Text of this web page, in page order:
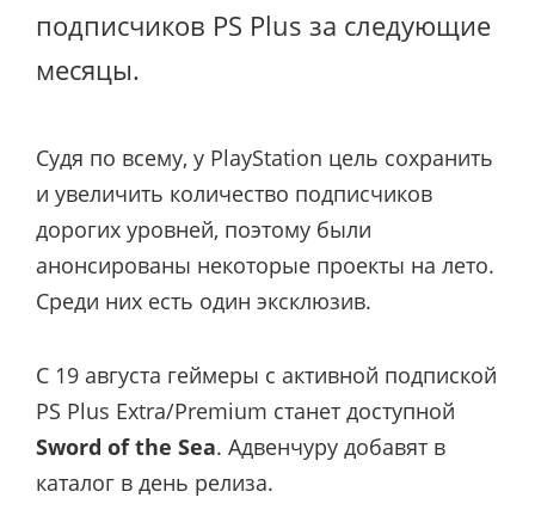
подписчиков PS Plus за следующие
месяцы.
Судя по всему, у PlayStation цель сохранить
и увеличить количество подписчиков
дорогих уровней, поэтому были
анонсированы некоторые проекты на лето.
Среди них есть один эксклюзив.
С 19 августа геймеры с активной подпиской
PS Plus Extra/Premium станет доступной
Sword of the Sea. Адвенчуру добавят в
каталог в день релиза.